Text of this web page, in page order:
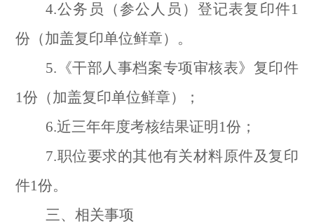
4.公务员（参公人员）登记表复印件1
份（加盖复印单位鲜章）。
5.《干部人事档案专项审核表》复印件
1份（加盖复印单位鲜章）；
6.近三年年度考核结果证明1份；
7.职位要求的其他有关材料原件及复印
件1份。
三、相关事项